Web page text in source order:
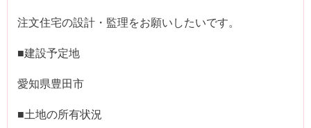
注文住宅の設計・監理をお願いしたいです。
■建設予定地
愛知県豊田市
■土地の所有状況